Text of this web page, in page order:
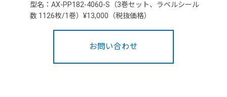
型名：AX-PP182-4060-S（3巻セット、ラベルシール
数 1126枚/1巻）¥13,000（税抜価格）
お問い合わせ